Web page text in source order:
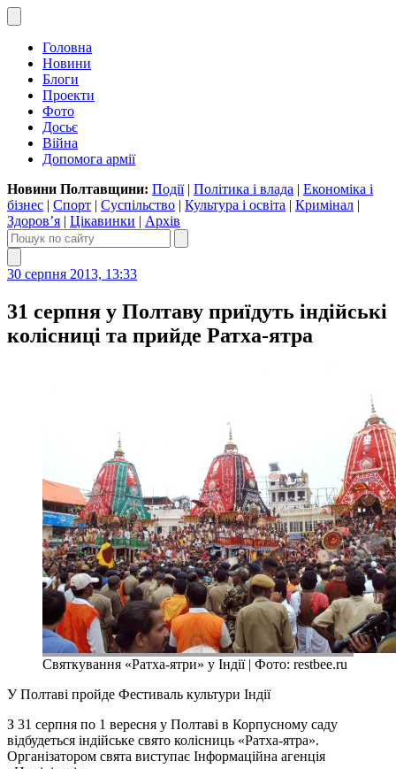
Головна
Новини
Блоги
Проекти
Фото
Досьє
Війна
Допомога армії
Новини Полтавщини: Події| Політика і влада | Економіка і
бізнес | Спорт | Суспільство | Культура і освіта | Кримінал |
Здоров’я | Цікавинки | Архів
30 серпня 2013, 13:33
31 серпня у Полтаву приїдуть індійські
колісниці та прийде Ратха-ятра
Святкування «Ратха-ятри» у Індії | Фото: restbee.ru
У Полтаві пройде Фестиваль культури Індії
З 31 серпня по 1 вересня у Полтаві в Корпусному саду
відбудеться індійське свято колісниць «Ратха-ятра».
Організатором свята виступає Інформаційна агенція